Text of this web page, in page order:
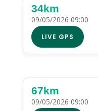
34km
09/05/2026 09:00
LIVE GPS
67km
09/05/2026 09:00